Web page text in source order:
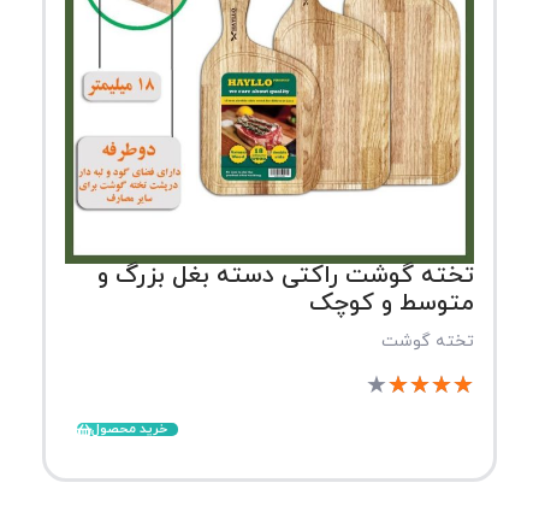
تخته گوشت راکتی دسته بغل بزرگ و
متوسط و کوچک
تخته گوشت
★
★
★
★
★
خرید محصول